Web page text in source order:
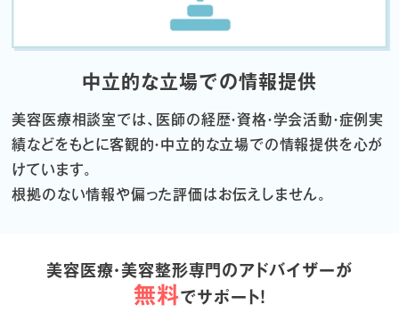
中立的な立場での情報提供
美容医療相談室では、医師の経歴・資格・学会活動・症例実
績などをもとに客観的・中立的な立場での情報提供を心が
けています。
根拠のない情報や偏った評価はお伝えしません。
美容医療・美容整形専門のアドバイザーが
無料でサポート！